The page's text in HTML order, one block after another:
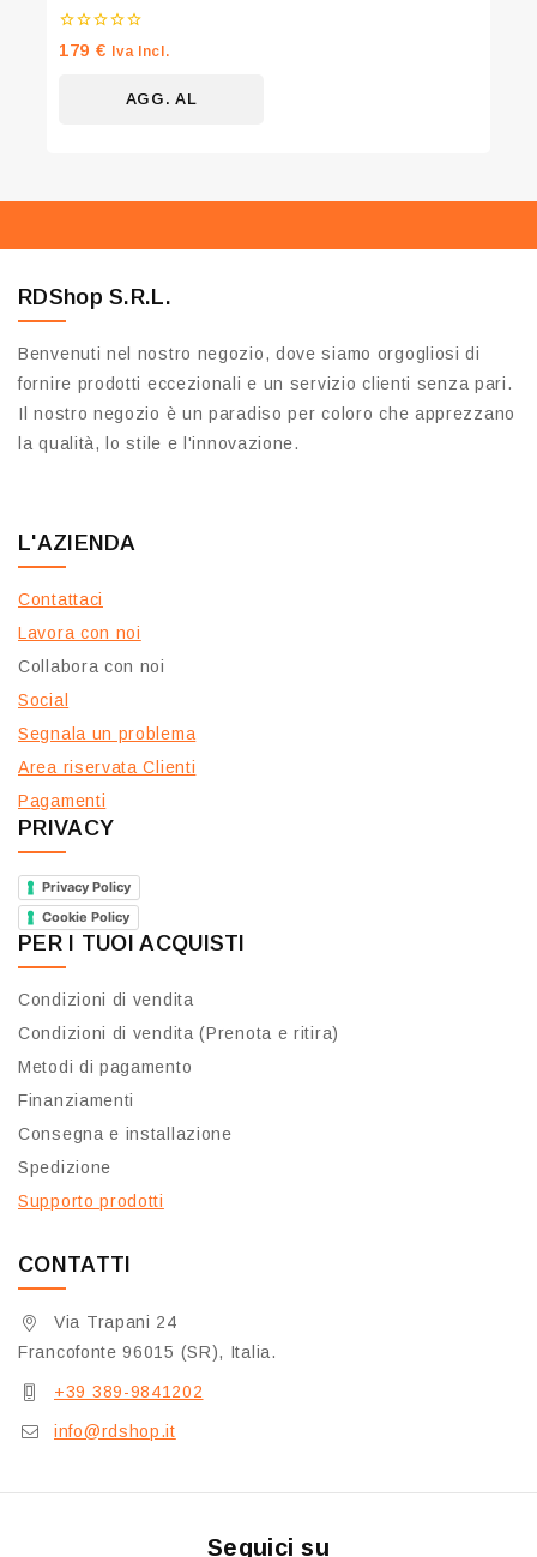
0
su
179 € Iva Incl.
AGG. AL
RDShop S.R.L.
Benvenuti nel nostro negozio, dove siamo orgogliosi di
fornire prodotti eccezionali e un servizio clienti senza pari.
Il nostro negozio è un paradiso per coloro che apprezzano
la qualità, lo stile e l'innovazione.
L'AZIENDA
Contattaci
Lavora con noi
Collabora con noi
Social
Segnala un problema
Area riservata Clienti
Pagamenti
PRIVACY
Privacy Policy
Cookie Policy
PER I TUOI ACQUISTI
Condizioni di vendita
Condizioni di vendita (Prenota e ritira)
Metodi di pagamento
Finanziamenti
Consegna e installazione
Spedizione
Supporto prodotti
CONTATTI
Via Trapani 24
Francofonte 96015 (SR), Italia.
+39 389-9841202
info@rdshop.it
Seguici su